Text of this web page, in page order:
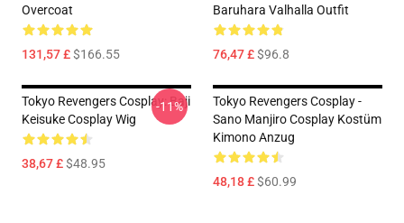
Overcoat
131,57 £$166.55
Baruhara Valhalla Outfit
76,47 £$96.8
Tokyo Revengers Cosplay: Baji
Keisuke Cosplay Wig
38,67 £$48.95
-11%
Tokyo Revengers Cosplay -
Sano Manjiro Cosplay Kostüm
Kimono Anzug
48,18 £$60.99